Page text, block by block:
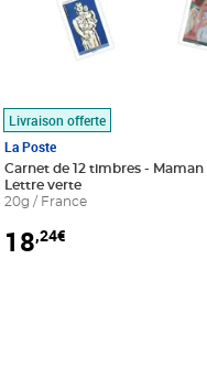
au panier
Livraison offerte
La Poste
Carnet de 12 timbres - Maman
Lettre verte
20g / France
18,24€